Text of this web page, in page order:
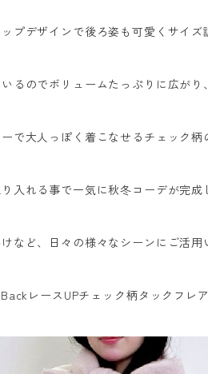
プデザインで後ろ姿も可愛くサイ
るのでボリュームたっぷりに広が
で大人っぽく着こなせるチェック
入れる事で一気に秋冬コーデが完成
など、日々の様々なシーンにご活
レースUPチェック柄タックフレ